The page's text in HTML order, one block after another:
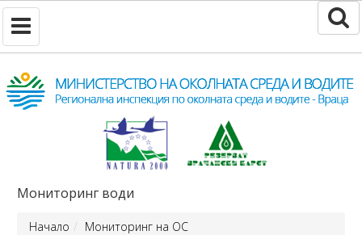
Мониторинг води
Начало Мониторинг на ОС